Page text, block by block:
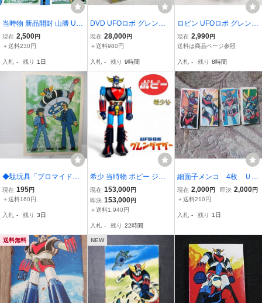
当時物 新品開封 山勝 UF
Oロボ グレンダイザー 紙
袋付き ブロマイド2枚 ア
カード ビンテージ 昭和レ
現在 2,500円
＋送料230円
入札 - 残り 1日
DVD UFOロボ グレンダ
イザー BOX2 初回生産
限定 DTSTD-022
現在 28,000円
＋送料980円
入札 - 残り 9時間
ロビン UFOロボ グレンダ
イザー ノコノコ人形 ゼン
マイ式 昭和レトロ 当時物
画 オールド ヴィンテージ
(1217)
現在 2,990円
送料は商品ページ参照
入札 - 残り 8時間
◆駄玩具「ブロマイド～
グレンダイザー」永井
豪、東映動画、同梱いた
現在 195円
＋送料160円
入札 - 残り 3日
希少 当時物 ポピー ジャ
ンボマシンダー UFOロボ
グレンダイザー
現在 153,000円
即決 153,000円
＋送料1,940円
入札 - 残り 22時間
細面子メンコ 4枚 ＵＦ
Ｏロボ グレンダイザー
現在 2,000円 即決 2,000円
＋送料210円
入札 - 残り 1日
送料無料 NEW